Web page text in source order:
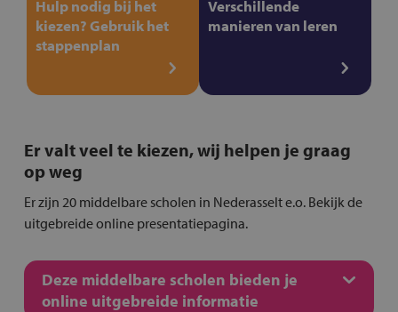
Hulp nodig bij het
kiezen? Gebruik het
stappenplan
Verschillende
manieren van leren
Er valt veel te kiezen, wij helpen je graag
op weg
Er zijn 20 middelbare scholen in Nederasselt e.o. Bekijk de
uitgebreide online presentatiepagina.
Deze middelbare scholen bieden je
online uitgebreide informatie